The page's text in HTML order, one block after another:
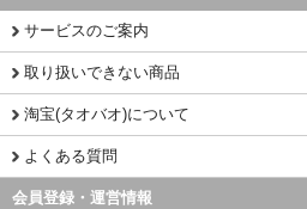
サービスのご案内
取り扱いできない商品
淘宝(タオバオ)について
よくある質問
会員登録・運営情報